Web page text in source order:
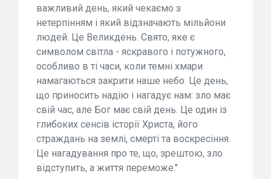
важливий день, який чекаємо з
нетерпінням і який відзначають мільйони
людей. Це Великдень. Свято, яке є
символом світла - яскравого і потужного,
особливо в ті часи, коли темні хмари
намагаються закрити наше небо. Це день,
що приносить надію і нагадує нам: зло має
свій час, але Бог має свій день. Це один із
глибоких сенсів історії Христа, його
страждань на землі, смерті та воскресіння.
Це нагадування про те, що, зрештою, зло
відступить, а життя переможе."